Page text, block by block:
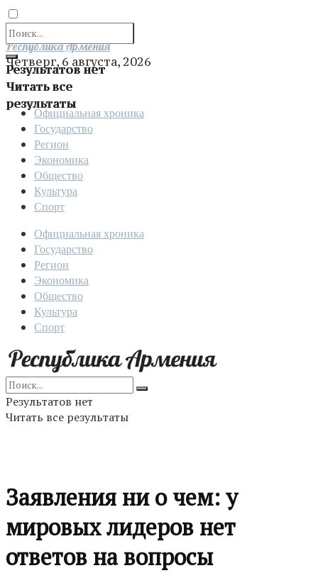
Результатов нет
Читать все
результаты
Отправить
Республика Армения
Четверг, 6 августа, 2026
Официальная хроника
Государство
Регион
Экономика
Общество
Культура
Спорт
Официальная хроника
Государство
Регион
Экономика
Общество
Культура
Спорт
Результатов нет
Читать все результаты
Заявления ни о чем: у
мировых лидеров нет
ответов на вопросы